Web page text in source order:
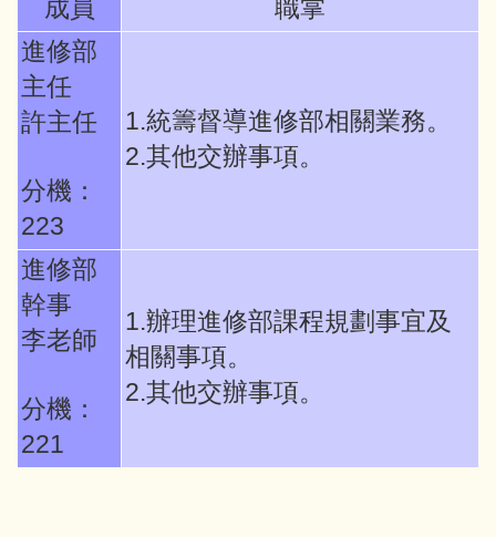
成員
職掌
進修部
主任
許主任
分機：
223
1.統籌督導進修部相關業務。
2.其他交辦事項。
進修部
幹事
李老師
分機：
221
1.辦理進修部課程規劃事宜及
相關事項。
2.其他交辦事項。